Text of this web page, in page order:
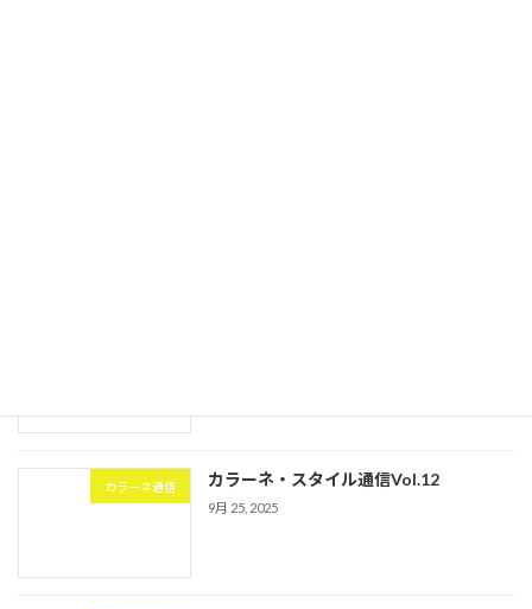
カラーネ通信 カラーネ・スタイル通信Vol.12
9月 25, 2025